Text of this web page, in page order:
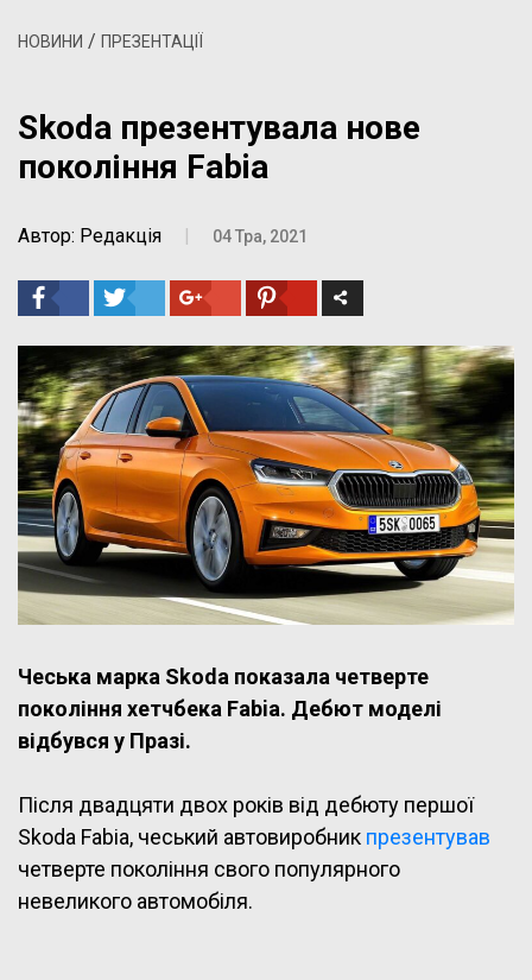
НОВИНИ / ПРЕЗЕНТАЦІЇ
Skoda презентувала нове
покоління Fabia
Автор: Редакція 04 Тра, 2021
Чеська марка Skoda показала четверте
покоління хетчбека Fabia. Дебют моделі
відбувся у Празі.
Після двадцяти двох років від дебюту першої
Skoda Fabia, чеський автовиробник презентував
четверте покоління свого популярного
невеликого автомобіля.